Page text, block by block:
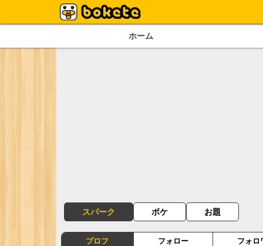
ホーム
スパーク ボケ お題
プロフ フォロー フォロ